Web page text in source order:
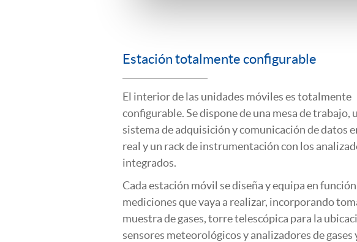
Estación totalmente configurable
El interior de las unidades móviles es totalmente
configurable. Se dispone de una mesa de trabajo,
sistema de adquisición y comunicación de datos
real y un rack de instrumentación con los
integrados.
Cada estación móvil se diseña y equipa en función
mediciones que vaya a realizar, incorporando
muestra de gases, torre telescópica para la
sensores meteorológicos y analizadores de gases